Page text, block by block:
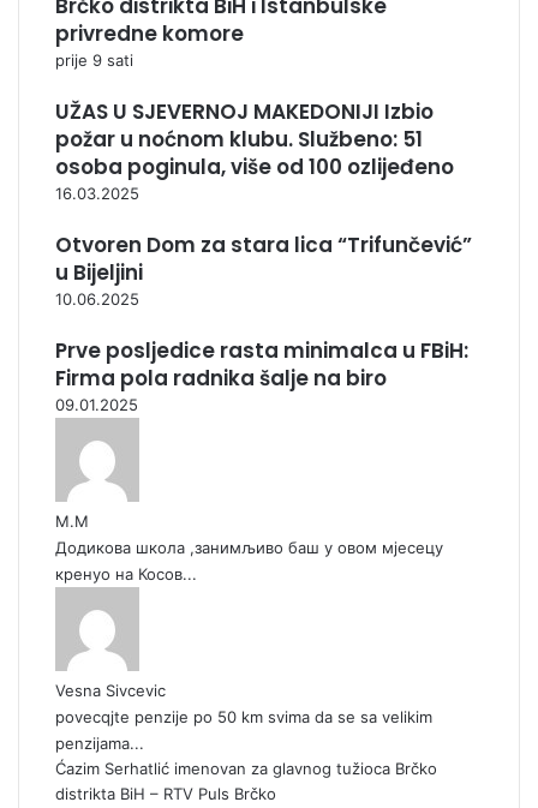
privredne komore
prije 9 sati
UŽAS U SJEVERNOJ MAKEDONIJI Izbio
požar u noćnom klubu. Službeno: 51
osoba poginula, više od 100 ozlijeđeno
16.03.2025
Otvoren Dom za stara lica “Trifunčević”
u Bijeljini
10.06.2025
Prve posljedice rasta minimalca u FBiH:
Firma pola radnika šalje na biro
09.01.2025
М.М
Додикова школа ,занимљиво баш у овом мјесецу
кренуо на Косов...
Vesna Sivcevic
povecqjte penzije po 50 km svima da se sa velikim
penzijama...
Ćazim Serhatlić imenovan za glavnog tužioca Brčko
distrikta BiH – RTV Puls Brčko